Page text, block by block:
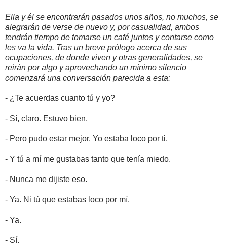
Ella y él se encontrarán pasados unos años, no muchos, se
alegrarán de verse de nuevo y, por casualidad, ambos
tendrán tiempo de tomarse un café juntos y contarse como
les va la vida. Tras un breve prólogo acerca de sus
ocupaciones, de donde viven y otras generalidades, se
reirán por algo y aprovechando un mínimo silencio
comenzará una conversación parecida a esta:
- ¿Te acuerdas cuanto tú y yo?
- Sí, claro. Estuvo bien.
- Pero pudo estar mejor. Yo estaba loco por ti.
- Y tú a mí me gustabas tanto que tenía miedo.
- Nunca me dijiste eso.
- Ya. Ni tú que estabas loco por mí.
- Ya.
- Sí.